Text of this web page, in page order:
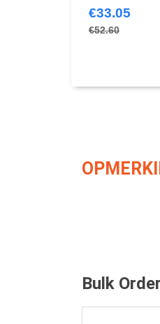
€33.05
€52.60
Bulk